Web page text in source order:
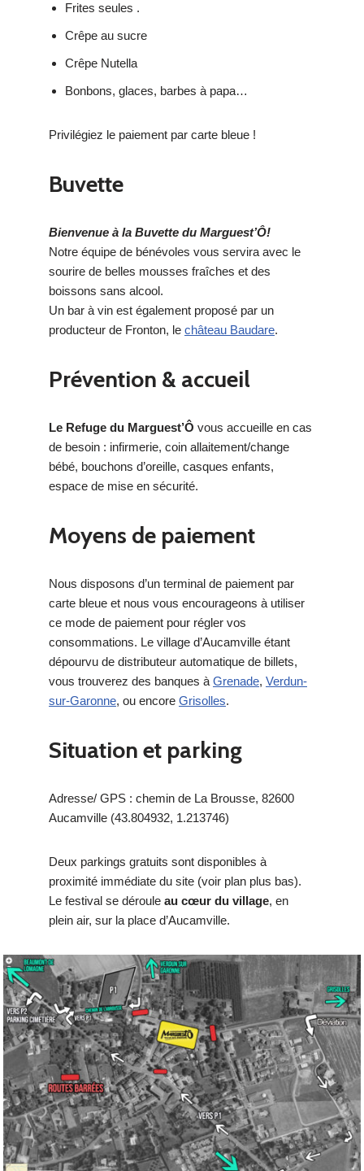
Frites seules .
Crêpe au sucre
Crêpe Nutella
Bonbons, glaces, barbes à papa…
Privilégiez le paiement par carte bleue !
Buvette
Bienvenue à la Buvette du Marguest’Ô!
Notre équipe de bénévoles vous servira avec le
sourire de belles mousses fraîches et des
boissons sans alcool.
Un bar à vin est également proposé par un
producteur de Fronton, le château Baudare.
Prévention & accueil
Le Refuge du Marguest’Ô vous accueille en cas
de besoin : infirmerie, coin allaitement/change
bébé, bouchons d’oreille, casques enfants,
espace de mise en sécurité.
Moyens de paiement
Nous disposons d’un terminal de paiement par
carte bleue et nous vous encourageons à utiliser
ce mode de paiement pour régler vos
consommations. Le village d’Aucamville étant
dépourvu de distributeur automatique de billets,
vous trouverez des banques à Grenade, Verdun-
sur-Garonne, ou encore Grisolles.
Situation et parking
Adresse/ GPS : chemin de La Brousse, 82600
Aucamville (43.804932, 1.213746)
Deux parkings gratuits sont disponibles à
proximité immédiate du site (voir plan plus bas).
Le festival se déroule au cœur du village, en
plein air, sur la place d’Aucamville.